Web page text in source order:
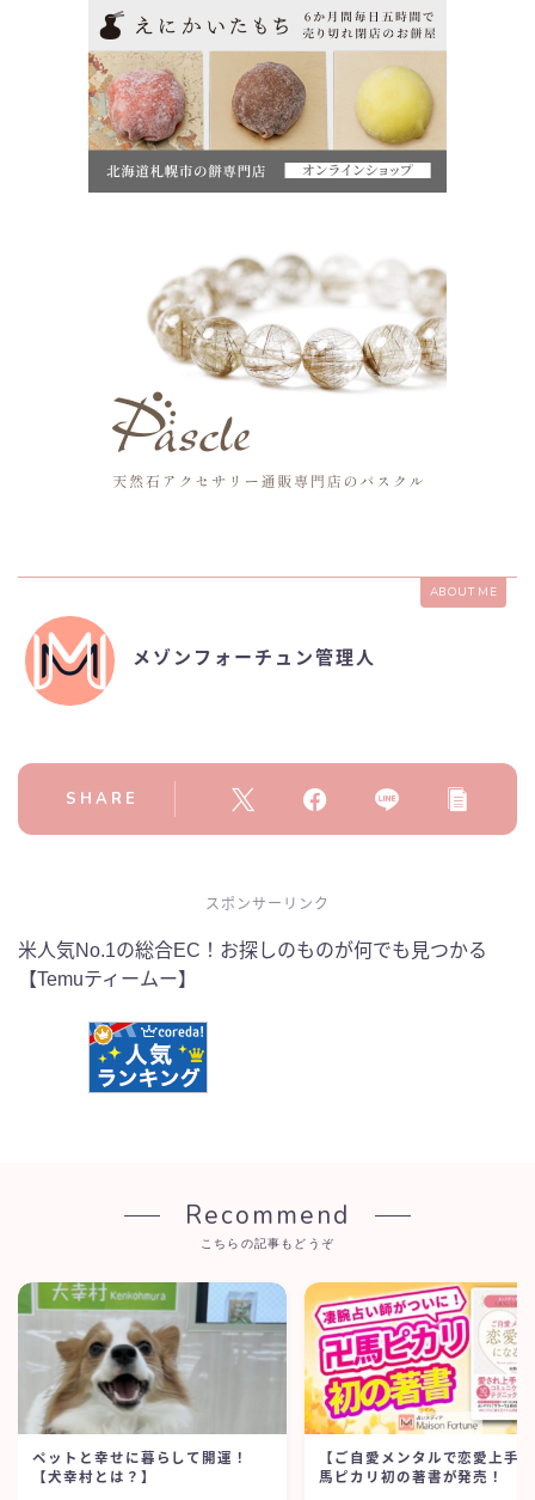
ABOUT ME
メゾンフォーチュン管理人
SHARE
スポンサーリンク
米人気No.1の総合EC！お探しのものが何でも見つかる
【Temuティームー】
Recommend
こちらの記事もどうぞ
ペットと幸せに暮らして開運！
【犬幸村とは？】
【ご自愛メンタルで恋愛上手
馬ピカリ初の著書が発売！